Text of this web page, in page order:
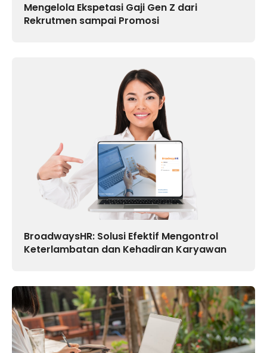
Mengelola Ekspetasi Gaji Gen Z dari
Rekrutmen sampai Promosi
BroadwaysHR: Solusi Efektif Mengontrol
Keterlambatan dan Kehadiran Karyawan